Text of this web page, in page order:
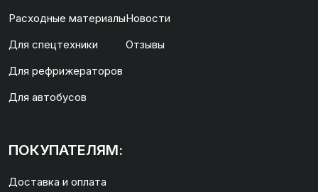
Расходные материалы
Для спецтехники
Для рефрижераторов
Для автобусов
Новости
Отзывы
ПОКУПАТЕЛЯМ:
Доставка и оплата